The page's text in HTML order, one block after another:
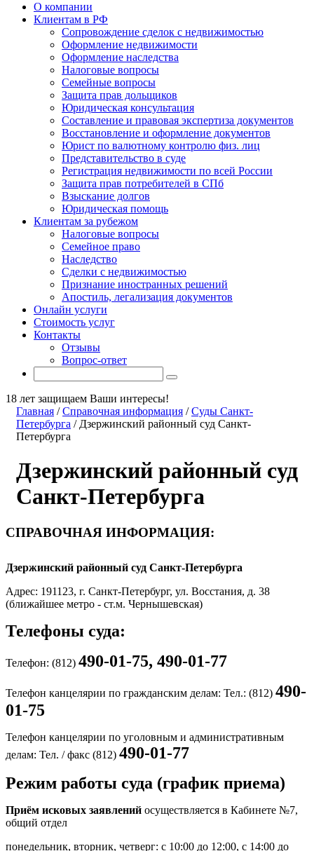
О компании
Клиентам в РФ
Cопровождение сделок с недвижимостью
Оформление недвижимости
Оформление наследства
Налоговые вопросы
Семейные вопросы
Защита прав дольщиков
Юридическая консультация
Составление и правовая экспертиза документов
Восстановление и оформление документов
Юрист по валютному контролю физ. лиц
Представительство в суде
Регистрация недвижимости по всей России
Защита прав потребителей в СПб
Взыскание долгов
Юридическая помощь
Клиентам за рубежом
Налоговые вопросы
Семейное право
Наследство
Сделки с недвижимостью
Признание иностранных решений
Апостиль, легализация документов
Онлайн услуги
Стоимость услуг
Контакты
Отзывы
Вопрос-ответ
18 лет защищаем Ваши интересы!
Главная /Справочная информация /Суды Санкт-
Петербурга / Дзержинский районный суд Санкт-
Петербурга
Дзержинский районный суд
Санкт-Петербурга
СПРАВОЧНАЯ ИНФОРМАЦИЯ:
Дзержинский районный суд Санкт-Петербурга
Адрес: 191123, г. Санкт-Петербург, ул. Восстания, д. 38
(ближайшее метро - ст.м. Чернышевская)
Телефоны суда:
Телефон: (812) 490-01-75, 490-01-77
Телефон канцелярии по гражданским делам: Тел.: (812) 490-
01-75
Телефон канцелярии по уголовным и административным
делам: Тел. / факс (812) 490-01-77
Режим работы суда (график приема)
Приём исковых заявлений осуществляется в Кабинете №7,
общий отдел
понедельник, вторник, четверг: с 10:00 до 12:00, с 14:00 до